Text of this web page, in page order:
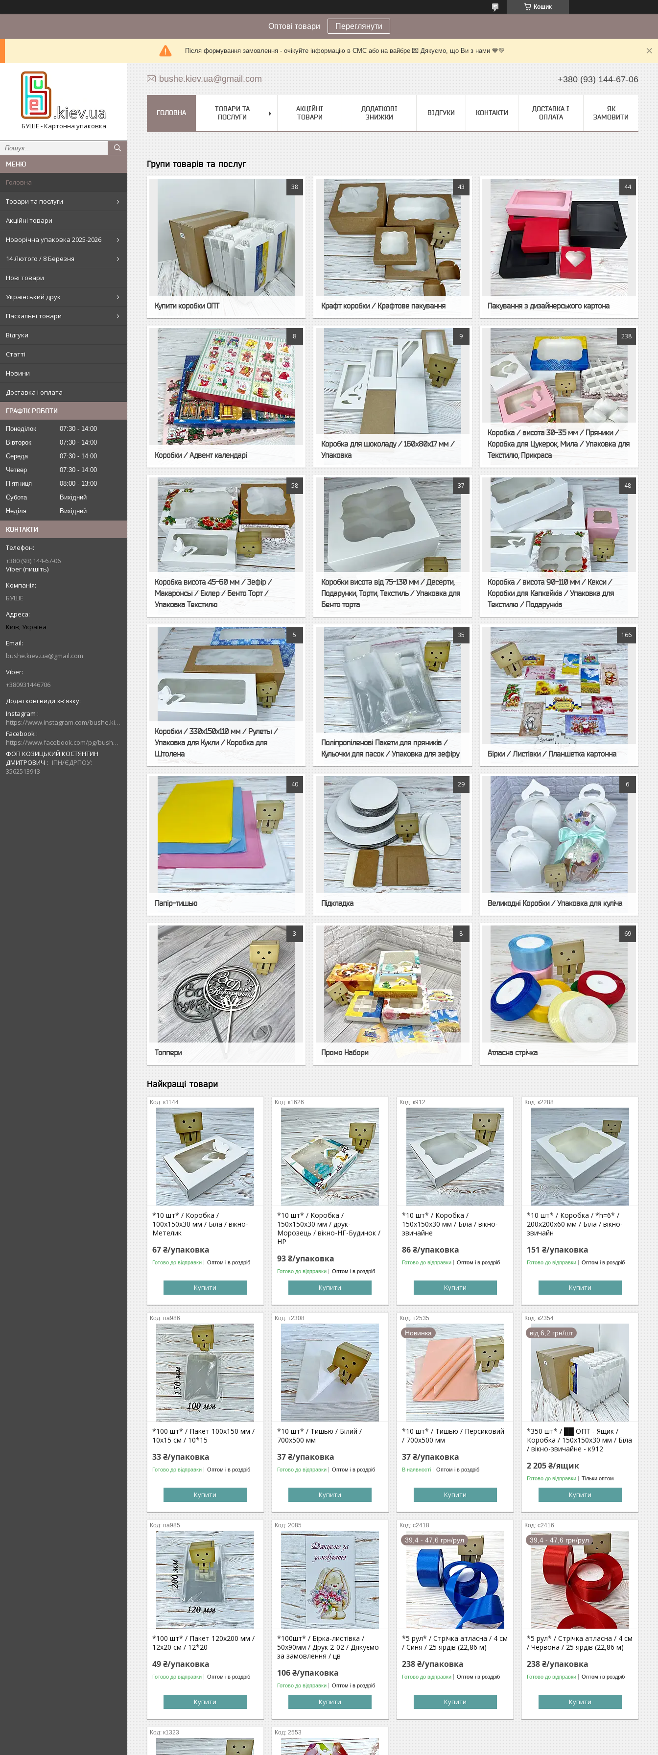
Кошик
Оптові товари Переглянути
Після формування замовлення - очікуйте інформацію в СМС або на вайбре 💌 Дякуємо, що Ви з нами 💙💛
БУШЕ - Картонна упаковка
Головна
Товари та послуги
Акційні товари
Новорічна упаковка 2025-2026
14 Лютого / 8 Березня
Нові товари
Український друк
Пасхальні товари
Відгуки
Статті
Новини
Доставка і оплата
ГРАФІК РОБОТИ
Понеділок 07:30
14:00
Вівторок
07:30
14:00
Середа
07:30
14:00
Четвер
07:30
14:00
Пʼятниця
08:00
13:00
Субота
Вихідний
Неділя
Вихідний
КОНТАКТИ
+380 (93) 144-67-06
Viber (пишіть)
БУШЕ
Київ, Україна
bushe.kiev.ua@gmail.com
+380931446706
Instagram
https://www.instagram.com/bushe.kiev.ua/
Facebook
https://www.facebook.com/pg/bushe.kiev.ua/posts/
ФОП КОЗИЦЬКИЙ КОСТЯНТИН
ДМИТРОВИЧ
ІПН/ЄДРПОУ:
3562513913
bushe.kiev.ua@gmail.com +380 (93) 144-67-06
ГОЛОВНА
ТОВАРИ ТА
ПОСЛУГИ
АКЦІЙНІ
ТОВАРИ
ДОДАТКОВІ
ЗНИЖКИ
ВІДГУКИ КОНТАКТИ
ДОСТАВКА І
ОПЛАТА
ЯК
ЗАМОВИТИ
Групи товарів та послуг
38
Купити коробки ОПТ
43
Крафт коробки / Крафтове пакування
44
Пакування з дизайнерського картона
8
Коробки / Адвент календарі
9
Коробка для шоколаду / 160х80х17 мм /
Упаковка
238
Коробка / висота 30-35 мм / Пряники /
Коробка для Цукерок, Мила / Упаковка для
Текстилю, Прикраса
58
Коробка висота 45-60 мм / Зефір /
Макаронсы / Еклер / Бенто Торт /
Упаковка Текстилю
37
Коробки висота від 75-130 мм / Десерти,
Подарунки, Торти, Текстиль / Упаковка для
Бенто торта
48
Коробка / висота 90-110 мм / Кекси /
Коробки для Капкейків / Упаковка для
Текстилю / Подарунків
5
Коробки / 330х150х110 мм / Рулеты /
Упаковка для Кукли / Коробка для
Штолена
35
Поліпропіленові Пакети для пряників /
Кульочки для пасок / Упаковка для зефіру
166
Бірки / Листівки / Планшетка картонна
40
Папір-тишью
29
Підкладка
6
Великодні Коробки / Упаковка для куліча
3
Топпери
8
Промо Набори
69
Атласна стрічка
Найкращі товари
к1144
*10 шт* / Коробка /
100х150х30 мм / Біла / вікно-
Метелик
67 ₴/упаковка
Готово до відправки Оптом і в роздріб
Купити
к1626
*10 шт* / Коробка /
150х150х30 мм / друк-
Морозець / вікно-НГ-Будинок /
НР
93 ₴/упаковка
Готово до відправки Оптом і в роздріб
Купити
к912
*10 шт* / Коробка /
150х150х30 мм / Біла / вікно-
звичайне
86 ₴/упаковка
Готово до відправки Оптом і в роздріб
Купити
к2288
*10 шт* / Коробка / *h=6* /
200х200х60 мм / Біла / вікно-
звичайн
151 ₴/упаковка
Готово до відправки Оптом і в роздріб
Купити
па986
*100 шт* / Пакет 100х150 мм /
10x15 см / 10*15
33 ₴/упаковка
Готово до відправки Оптом і в роздріб
Купити
т2308
*10 шт* / Тишью / Білий /
700х500 мм
37 ₴/упаковка
Готово до відправки Оптом і в роздріб
Купити
т2535
Новинка
*10 шт* / Тишью / Персиковий
/ 700х500 мм
37 ₴/упаковка
В наявності Оптом і в роздріб
Купити
к2354
від 6,2 грн/шт
*350 шт* / ██ ОПТ - Ящик /
Коробка / 150х150х30 мм / Біла
/ вікно-звичайне - к912
2 205 ₴/ящик
Готово до відправки Тільки оптом
Купити
па985
*100 шт* / Пакет 120х200 мм /
12x20 см / 12*20
49 ₴/упаковка
Готово до відправки Оптом і в роздріб
Купити
2085
*100шт* / Бірка-листівка /
50х90мм / Друк 2-02 / Дякуємо
за замовлення / цв
106 ₴/упаковка
Готово до відправки Оптом і в роздріб
Купити
с2418
39,4 - 47,6 грн/рул
*5 рул* / Стрічка атласна / 4 см
/ Синя / 25 ярдів (22,86 м)
238 ₴/упаковка
Готово до відправки Оптом і в роздріб
Купити
с2416
39,4 - 47,6 грн/рул
*5 рул* / Стрічка атласна / 4 см
/ Червона / 25 ярдів (22,86 м)
238 ₴/упаковка
Готово до відправки Оптом і в роздріб
Купити
к1323 2553